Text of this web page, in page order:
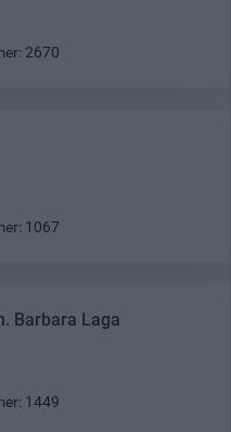
2670
1067
Barbara Laga
1449